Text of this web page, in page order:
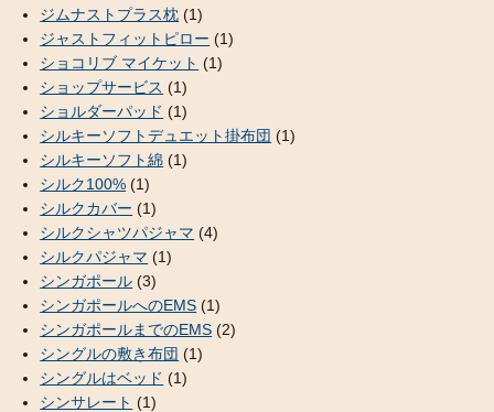
ジムナストプラス枕 (1)
ジャストフィットピロー (1)
ショコリブ マイケット (1)
ショップサービス (1)
ショルダーパッド (1)
シルキーソフトデュエット掛布団 (1)
シルキーソフト綿 (1)
シルク100% (1)
シルクカバー (1)
シルクシャツパジャマ (4)
シルクパジャマ (1)
シンガポール (3)
シンガポールへのEMS (1)
シンガポールまでのEMS (2)
シングルの敷き布団 (1)
シングルはベッド (1)
シンサレート (1)